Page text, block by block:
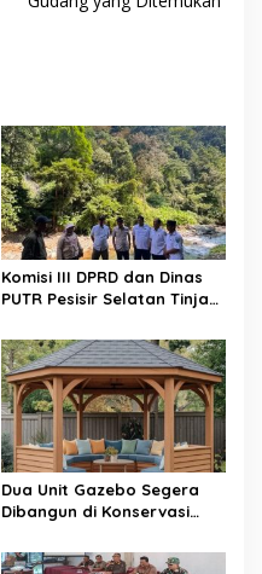
Komisi III DPRD dan Dinas
PUTR Pesisir Selatan Tinjau
Muaro Air – Pancung Tebal
Dua Unit Gazebo Segera
Dibangun di Konservasi